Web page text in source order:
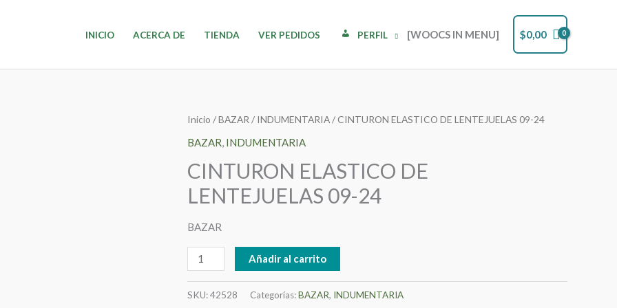
INICIO ACERCA DE TIENDA VER PEDIDOS PERFIL [WOOCS IN MENU] $0,00
Inicio /BAZAR / INDUMENTARIA/ CINTURON ELASTICO DE LENTEJUELAS 09-24
BAZAR, INDUMENTARIA
CINTURON ELASTICO DE
LENTEJUELAS 09-24
BAZAR
CINTURON
ELASTICO
LENTEJUELAS
09-
cantidad
Añadir al carrito
SKU:42528 Categorías:BAZAR, INDUMENTARIA